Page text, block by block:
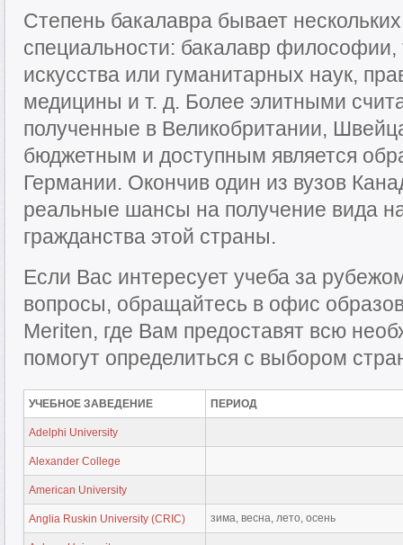
Степень бакалавра бывает
специальности: бакалавр философии,
искусства или гуманитарных наук,
медицины и т. д. Более элитными
полученные в Великобритании,
бюджетным и доступным является
Германии. Окончив один из вузов
реальные шансы на получение вида
гражданства этой страны.
Если Вас интересует учеба за
вопросы, обращайтесь в офис
Meriten, где Вам предоставят всю
помогут определиться с выбором
УЧЕБНОЕ ЗАВЕДЕНИЕ ПЕРИОД
Adelphi University
Alexander College
American University
Anglia Ruskin University (CRIC) зима, весна, лето, осень